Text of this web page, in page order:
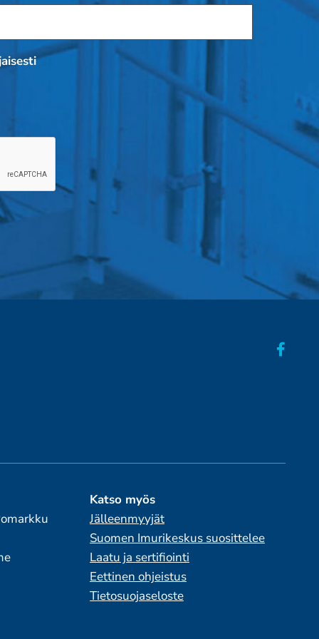
Katso myös
Jälleenmyyjät
Suomen Imurikeskus suosittelee
Laatu ja sertifiointi
Eettinen ohjeistus
Tietosuojaseloste